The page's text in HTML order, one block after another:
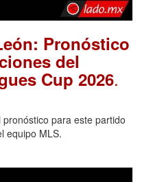
Pronóstico
del
Cup 2026.
para este partido
equipo MLS.